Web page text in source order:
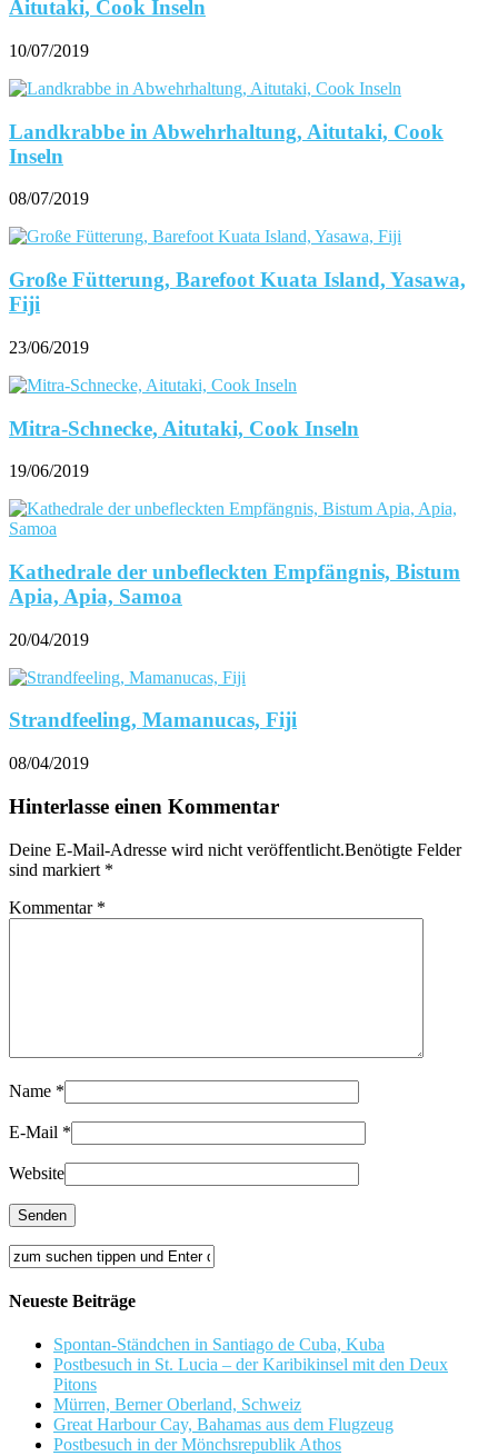
Aitutaki, Cook Inseln
10/07/2019
Landkrabbe in Abwehrhaltung, Aitutaki, Cook
Inseln
08/07/2019
Große Fütterung, Barefoot Kuata Island, Yasawa,
Fiji
23/06/2019
Mitra-Schnecke, Aitutaki, Cook Inseln
19/06/2019
Kathedrale der unbefleckten Empfängnis, Bistum
Apia, Apia, Samoa
20/04/2019
Strandfeeling, Mamanucas, Fiji
08/04/2019
Hinterlasse einen Kommentar
Deine E-Mail-Adresse wird nicht veröffentlicht.Benötigte Felder
sind markiert *
Kommentar *
Name *
E-Mail *
Website
Neueste Beiträge
Spontan-Ständchen in Santiago de Cuba, Kuba
Postbesuch in St. Lucia – der Karibikinsel mit den Deux
Pitons
Mürren, Berner Oberland, Schweiz
Great Harbour Cay, Bahamas aus dem Flugzeug
Postbesuch in der Mönchsrepublik Athos